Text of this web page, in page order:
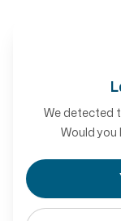
We detected
Would you